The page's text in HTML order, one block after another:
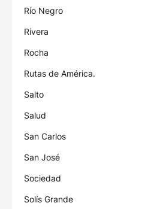
Río Negro
Rivera
Rocha
Rutas de América.
Salto
Salud
San Carlos
San José
Sociedad
Solís Grande